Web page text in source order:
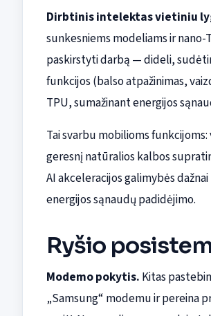
Dirbtinis intelektas vietiniu
sunkesniems modeliams ir
paskirstyti darbą — dideli,
funkcijos (balso atpažinimas,
TPU, sumažinant energijos
Tai svarbu mobilioms
geresnį natūralios kalbos
AI akceleracijos galimybės
energijos sąnaudų padidėjimo.
Ryšio
Modemo pokytis. Kitas
„Samsung“ modemu ir pereina